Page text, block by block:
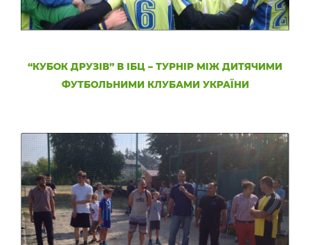
“КУБОК ДРУЗІВ” В ІБЦ – ТУРНІР МІЖ ДИТЯЧИМИ
ФУТБОЛЬНИМИ КЛУБАМИ УКРАЇНИ